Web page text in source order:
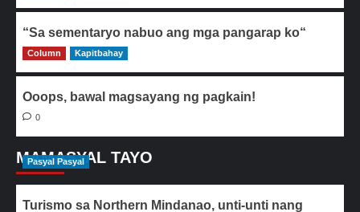
“Sa sementaryo nabuo ang mga pangarap ko“
0
Column Kapitbahay
Ooops, bawal magsayang ng pagkain!
0
MAMASYAL TAYO
Pasyal Pasyal
Turismo sa Northern Mindanao, unti-unti nang